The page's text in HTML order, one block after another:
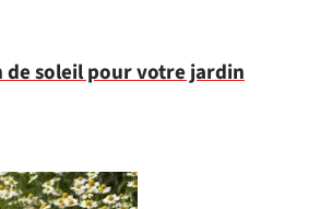
soleil pour votre jardin